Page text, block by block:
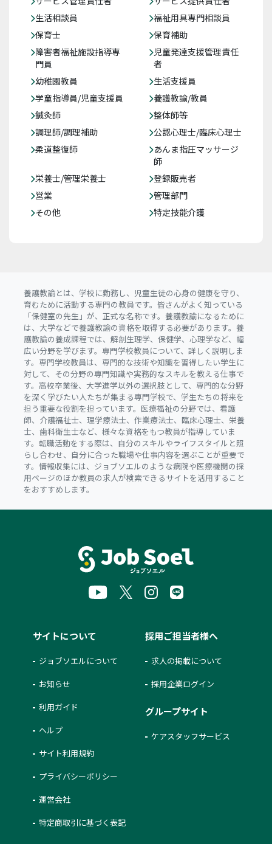
生活相談員
福祉用具専門相談員
保育士
保育補助
障害者福祉施設指導専
門員
児童発達支援管理責任
者
幼稚園教員
生活支援員
学童指導員/児童支援員
養護教諭/教員
鍼灸師
整体師等
調理師/調理補助
公認心理士/臨床心理士
柔道整復師
あんま指圧マッサージ
師
栄養士/管理栄養士
登録販売者
営業
管理部門
その他
特定技能介護
養護教諭とは、学校に勤務し、児童生徒の心身の健康を守り、
育むために活動する専門の教員です。皆さんがよく知っている
「保健室の先生」が、正式な名称です。養護教諭になるために
は、大学などで養護教諭の資格を取得する必要があります。養
護教諭の養成課程では、解剖生理学、保健学、心理学など、幅
広い分野を学びます。専門学校教員について、詳しく説明しま
す。専門学校教員は、専門的な技術や知識を習得したい学生に
対して、その分野の専門知識や実務的なスキルを教える仕事で
す。高校卒業後、大学進学以外の選択肢として、専門的な分野
を深く学びたい人たちが集まる専門学校で、学生たちの将来を
担う重要な役割を担っています。医療福祉の分野では、看護
師、介護福祉士、理学療法士、作業療法士、臨床心理士、栄養
士、歯科衛生士など、様々な資格をもつ教員が指導していま
す。転職活動をする際は、自分のスキルやライフスタイルと照
らし合わせ、自分に合った職場や仕事内容を選ぶことが重要で
す。情報収集には、ジョブソエルのような病院や医療機関の採
用ページのほか教員の求人が検索できるサイトを活用すること
をおすすめします。
サイトについて
ジョブソエルについて
お知らせ
利用ガイド
ヘルプ
サイト利用規約
プライバシーポリシー
運営会社
特定商取引に基づく表記
採用ご担当者様へ
求人の掲載について
採用企業ログイン
グループサイト
ケアスタッフサービス